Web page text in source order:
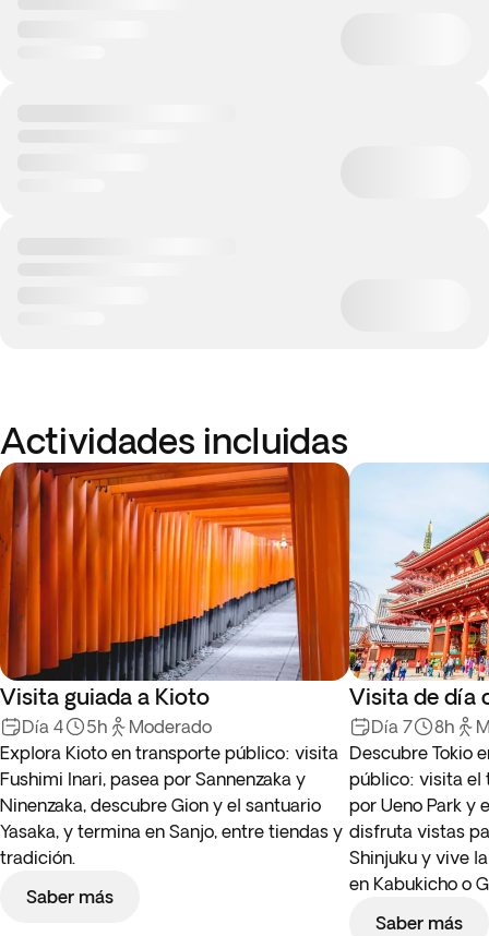
Actividades incluidas
Visita guiada a Kioto
Día 4 5h
Moderado
Explora Kioto en transporte público: visita
Fushimi Inari, pasea por Sannenzaka y
Ninenzaka, descubre Gion y el santuario
Yasaka, y termina en Sanjo, entre tiendas y
tradición.
Saber más
Visita de día
Día 7 8h
Descubre Tokio
público: visita el
por Ueno Park y
disfruta vistas
Shinjuku y vive
en Kabukicho o
Saber más